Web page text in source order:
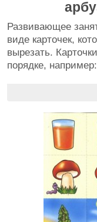
Развивающее
виде карточек,
вырезать.
порядке,